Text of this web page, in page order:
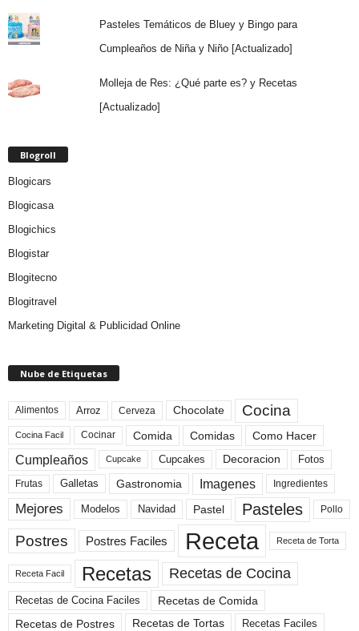
Pasteles Temáticos de Bluey y Bingo para
Cumpleaños de Niña y Niño [Actualizado]
Molleja de Res: ¿Qué parte es? y Recetas
[Actualizado]
Blogroll
Blogicars
Blogicasa
Blogichics
Blogistar
Blogitecno
Blogitravel
Marketing Digital & Publicidad Online
Nube de Etiquetas
Alimentos Arroz Cerveza Chocolate Cocina
Cocina Facil Cocinar Comida Comidas Como Hacer
Cumpleaños Cupcake Cupcakes Decoracion Fotos
Frutas Galletas Gastronomia Imagenes Ingredientes
Mejores Modelos Navidad Pastel Pasteles Pollo
Postres Postres Faciles Receta Receta de Torta
Receta Facil Recetas Recetas de Cocina
Recetas de Cocina Faciles
Recetas de Comida
Recetas de Postres
Recetas de Tortas Recetas Faciles